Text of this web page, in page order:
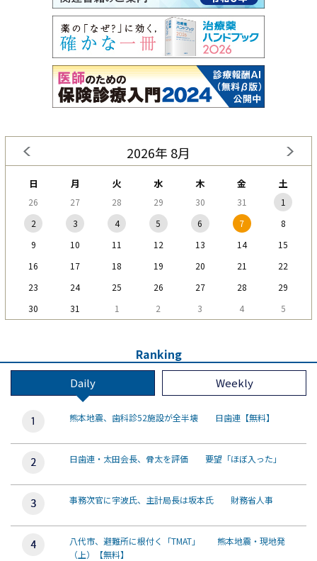
2026年 8月
日 月 火 水 木 金 土
26 27 28 29 30 31
1
2
3 4 5 6 7
8
9
10 11 12 13 14
15
16
17 18 19 20 21
22
23
24 25 26 27 28
29
30
31 1 2 3 4 5
Ranking
Daily Weekly
熊本地震、歯科診52施設が全半壊 日歯連【無料】
日歯連・太田会長、骨太を評価 要望「ほぼ入った」
事務次官に宇波氏、主計局長は坂本氏 財務省人事
八代市、避難所に根付く「TMAT」 熊本地震・現地発
（上）【無料】